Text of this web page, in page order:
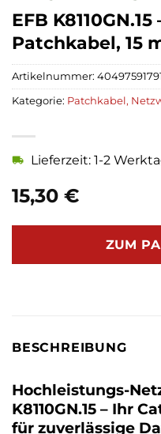
EFB
Patchkabel, 15
15,30 €
Lieferzeit: 1-2
ZUM
Artikelnummer:
Kategorie: Patchkabel,
BESCHREIBUNG
Hochleistungs-
K8110GN.15 – Ihr
für zuverlässige